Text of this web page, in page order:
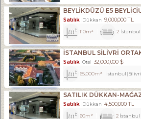
Satılık Dükkan 9,000,000 TL
110m² 2 İstanbul
Satılık Otel 32,000,000 $
65,000m² İstanbul Silivri
Satılık Dükkan 4,500,000 TL
60m² 2 İstanbul